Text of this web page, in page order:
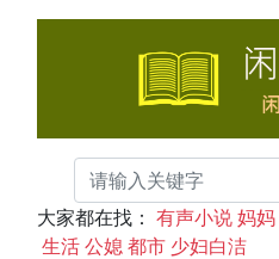
大家都在找： 有声小说 妈妈
生活 公媳 都市 少妇白洁